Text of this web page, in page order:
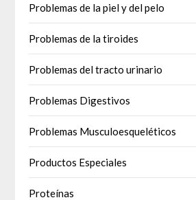
Problemas de la piel y del pelo
Problemas de la tiroides
Problemas del tracto urinario
Problemas Digestivos
Problemas Musculoesqueléticos
Productos Especiales
Proteínas